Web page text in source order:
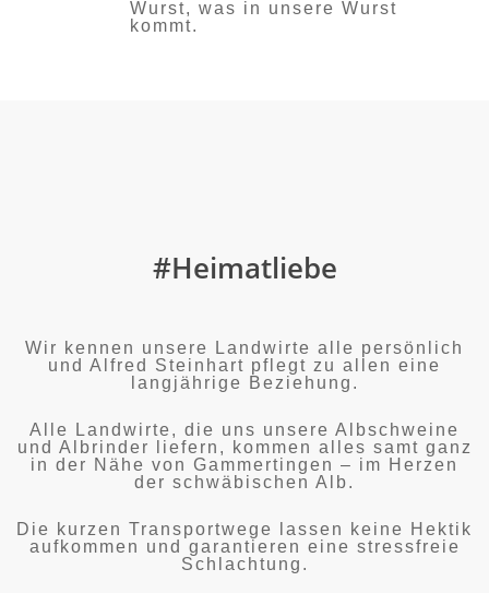
Wurst, was in unsere Wurst
kommt.
#Heimatliebe
Wir kennen unsere Landwirte alle persönlich
und Alfred Steinhart pflegt zu allen eine
langjährige Beziehung.
Alle Landwirte, die uns unsere Albschweine
und Albrinder liefern, kommen alles samt ganz
in der Nähe von Gammertingen – im Herzen
der schwäbischen Alb.
Die kurzen Transportwege lassen keine Hektik
aufkommen und garantieren eine stressfreie
Schlachtung.